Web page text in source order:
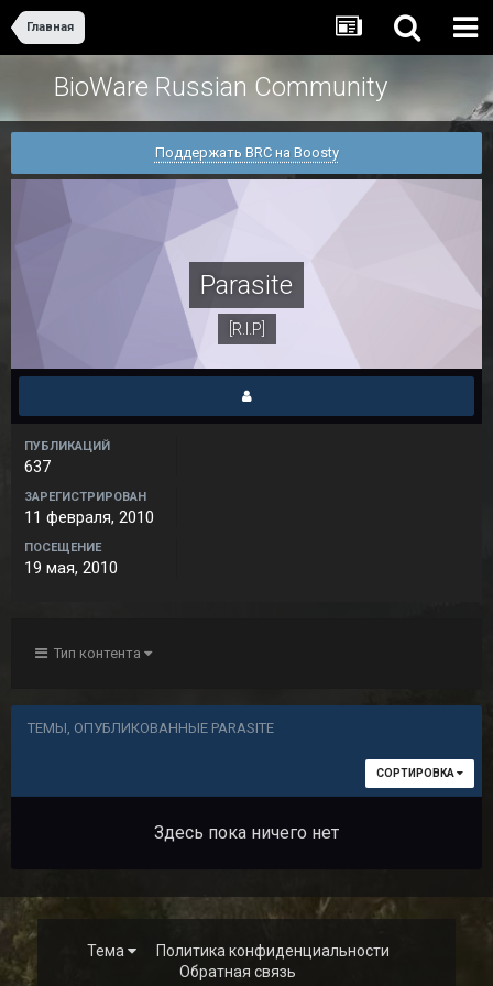
Главная
BioWare Russian Community
Поддержать BRC на Boosty
Parasite
[R.I.P]
ПУБЛИКАЦИЙ
637
ЗАРЕГИСТРИРОВАН
11 февраля, 2010
ПОСЕЩЕНИЕ
19 мая, 2010
Тип контента
ТЕМЫ, ОПУБЛИКОВАННЫЕ PARASITE
СОРТИРОВКА
Здесь пока ничего нет
Тема
Политика конфиденциальности
Обратная связь